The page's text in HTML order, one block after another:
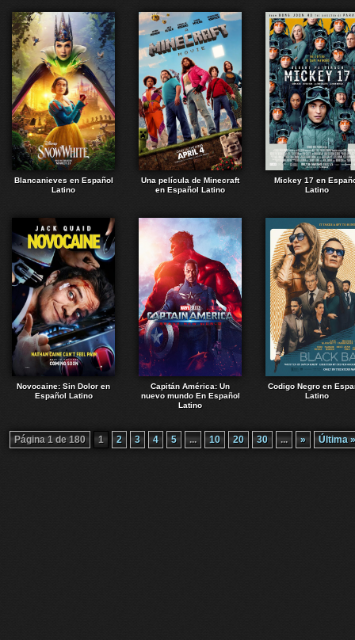
Blancanieves en Español
Latino
Una película de Minecraft
en Español Latino
Mickey 17 en
Latino
Novocaine: Sin Dolor en
Español Latino
Capitán América: Un
nuevo mundo En Español
Latino
Codigo Negro en
Latino
Página 1 de 180 1 2 3 4 5 ... 10 20 30 ... » Última »